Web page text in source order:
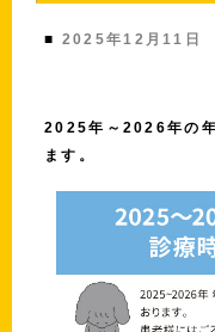
■ 2025年12月11日
2025年～2026年の
ます。